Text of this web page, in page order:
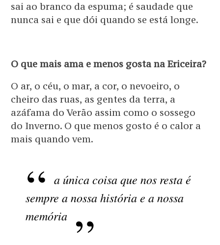
sai ao branco da espuma; é saudade que
nunca sai e que dói quando se está longe.
O que mais ama e menos gosta na Ericeira?
O ar, o céu, o mar, a cor, o nevoeiro, o
cheiro das ruas, as gentes da terra, a
azáfama do Verão assim como o sossego
do Inverno. O que menos gosto é o calor a
mais quando vem.
a única coisa que nos resta é
sempre a nossa história e a nossa
memória